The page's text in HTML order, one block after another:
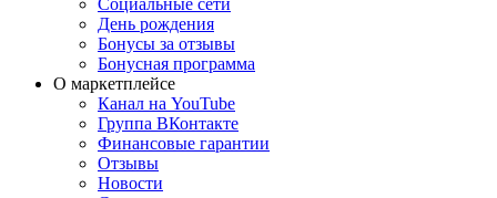
Социальные сети
День рождения
Бонусы за отзывы
Бонусная программа
О маркетплейсе
Канал на YouTube
Группа ВКонтакте
Финансовые гарантии
Отзывы
Новости